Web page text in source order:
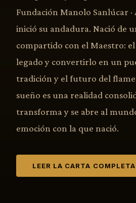
Fundación Manolo Sanlúcar ·
inició su andadura. Nació de
compartido con el Maestro:
legado y convertirlo en un
tradición y el futuro del
sueño es una realidad
transforma y se abre al
emoción con la que nació.
LEER LA CARTA COMPLETA